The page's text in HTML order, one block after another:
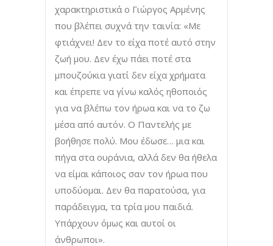
χαρακτηριστικά ο Γιώργος Αρμένης
που βλέπει συχνά την ταινία: «Με
φτιάχνει! Δεν το είχα ποτέ αυτό στην
ζωή μου. Δεν έχω πάει ποτέ στα
μπουζούκια γιατί δεν είχα χρήματα
και έπρεπε να γίνω καλός ηθοποιός
για να βλέπω τον ήρωα και να το ζω
μέσα από αυτόν. Ο Παντελής με
βοήθησε πολύ. Μου έδωσε… μια και
πήγα στα ουράνια, αλλά δεν θα ήθελα
να είμαι κάποιος σαν τον ήρωα που
υποδύομαι. Δεν θα παρατούσα, για
παράδειγμα, τα τρία μου παιδιά.
Υπάρχουν όμως και αυτοί οι
άνθρωποι».